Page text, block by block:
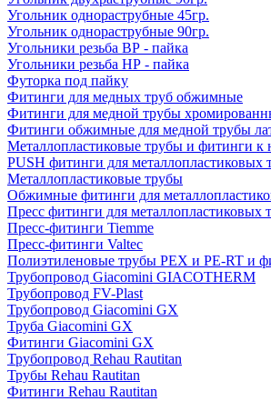
Угольник однораструбные 45гр.
Угольник однораструбные 90гр.
Угольники резьба ВР - пайка
Угольники резьба НР - пайка
Футорка под пайку
Фитинги для медных труб обжимные
Фитинги для медной трубы
Фитинги обжимные для медной трубы
Металлопластиковые трубы и фитинги к
PUSH фитинги для металлопластиковых
Металлопластиковые трубы
Обжимные фитинги для
Пресс фитинги для металлопластиковых
Пресс-фитинги Tiemme
Пресс-фитинги Valtec
Полиэтиленовые трубы PEX и PE-RT и
Трубопровод Giacomini GIACOTHERM
Трубопровод FV-Plast
Трубопровод Giacomini GX
Труба Giacomini GX
Фитинги Giacomini GX
Трубопровод Rehau Rautitan
Трубы Rehau Rautitan
Фитинги Rehau Rautitan